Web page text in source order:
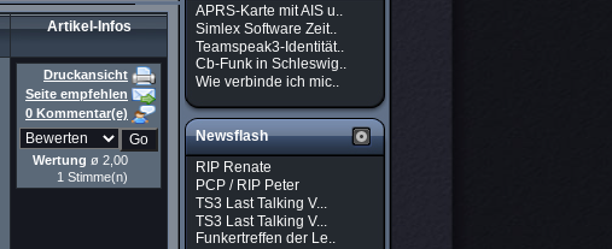
Artikel-Infos
Druckansicht
Seite empfehlen
0 Kommentar(e)
Wertung ø 2,00
1 Stimme(n)
APRS-Karte mit AIS u..
Simlex Software Zeit..
Teamspeak3-Identität..
Cb-Funk in Schleswig..
Wie verbinde ich mic..
Newsflash
RIP Renate
PCP / RIP Peter
TS3 Last Talking V...
TS3 Last Talking V...
Funkertreffen der Le..